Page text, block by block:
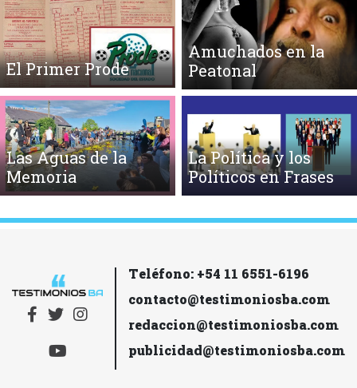
El Primer Prode
Amuchados en la
Peatonal
Las Aguas de la
Memoria
La Política y los
Políticos en Frases
Teléfono: +54 11 6551-6196
contacto@testimoniosba.com
redaccion@testimoniosba.com
publicidad@testimoniosba.com